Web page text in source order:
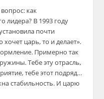
как
лидера? В 1993 году
почти
царь, то и делает».
Примерно так
Тебе эту отрасль,
тебе этот подряд…
стабильность. И царю